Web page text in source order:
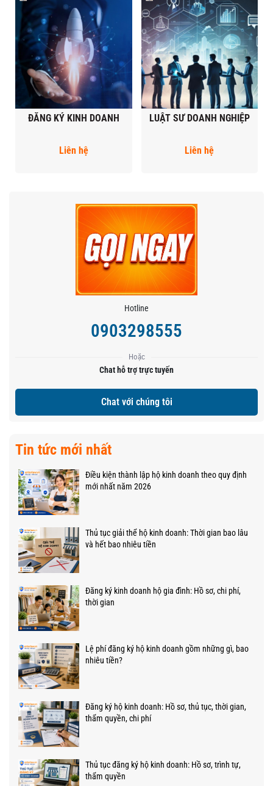
ĐĂNG KÝ KINH DOANH
Liên hệ
LUẬT SƯ DOANH NGHIỆP
Liên hệ
Hotline
0903298555
Hoặc
Chat hỗ trợ trực tuyến
Chat với chúng tôi
Tin tức mới nhất
Điều kiện thành lập hộ kinh doanh theo quy định
mới nhất năm 2026
Thủ tục giải thể hộ kinh doanh: Thời gian bao lâu
và hết bao nhiêu tiền
Đăng ký kinh doanh hộ gia đình: Hồ sơ, chi phí,
thời gian
Lệ phí đăng ký hộ kinh doanh gồm những gì, bao
nhiêu tiền?
Đăng ký hộ kinh doanh: Hồ sơ, thủ tục, thời gian,
thẩm quyền, chi phí
Thủ tục đăng ký hộ kinh doanh: Hồ sơ, trình tự,
thẩm quyền